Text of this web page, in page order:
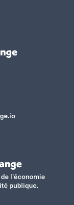
l'économie
publique.